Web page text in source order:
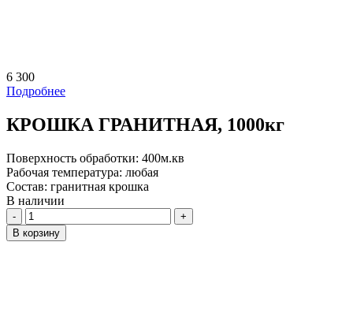
6 300
Подробнее
КРОШКА ГРАНИТНАЯ, 1000кг
Поверхность обработки: 400м.кв
Рабочая температура: любая
Состав: гранитная крошка
В наличии
Количество
В корзину